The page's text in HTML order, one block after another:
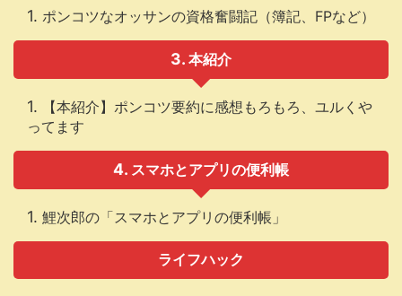
ポンコツなオッサンの資格奮闘記（簿記、FPなど）
本紹介
【本紹介】ポンコツ要約に感想もろもろ、ユルくや
ってます
スマホとアプリの便利帳
鯉次郎の「スマホとアプリの便利帳」
ライフハック